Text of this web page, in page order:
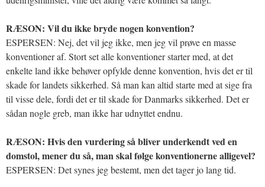
RÆSON: Vil du ikke bryde nogen konvention?
ESPERSEN: Nej, det vil jeg ikke, men jeg vil prøve en masse
konventioner af. Stort set alle konventioner starter med, at det
enkelte land ikke behøver opfylde denne konvention, hvis det er til
skade for landets sikkerhed. Så man kan altid starte med at sige fra
til visse dele, fordi det er til skade for Danmarks sikkerhed. Det er
sådan nogle greb, man ikke har udnyttet endnu.
RÆSON: Hvis den vurdering så bliver underkendt ved en
domstol, mener du så, man skal følge konventionerne alligevel?
ESPERSEN: Det synes jeg bestemt, men det tager jo lang tid.